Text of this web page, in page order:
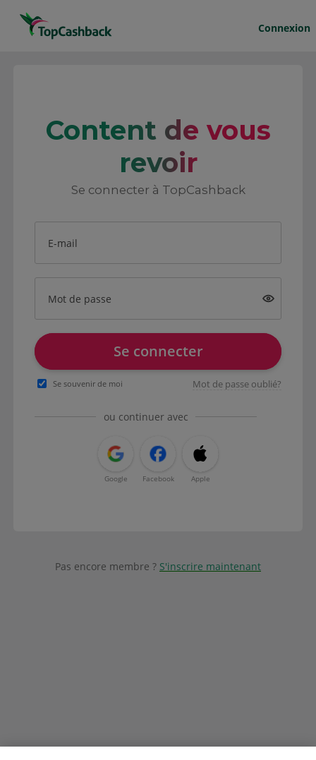
Connexion
Content de vous
revoir
Se connecter à TopCashback
E-mail
Mot de passe
Se connecter
Se souvenir de moi Mot de passe oublié?
ou continuer avec
Google Facebook Apple
Pas encore membre ? S'inscrire maintenant